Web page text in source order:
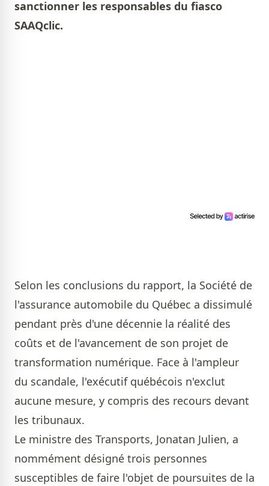
sanctionner les responsables du fiasco
SAAQclic.
Selon les conclusions du rapport, la Société de
l'assurance automobile du Québec a dissimulé
pendant près d'une décennie la réalité des
coûts et de l'avancement de son projet de
transformation numérique. Face à l'ampleur
du scandale, l'exécutif québécois n'exclut
aucune mesure, y compris des recours devant
les tribunaux.
Le ministre des Transports, Jonatan Julien, a
nommément désigné trois personnes
susceptibles de faire l'objet de poursuites de la